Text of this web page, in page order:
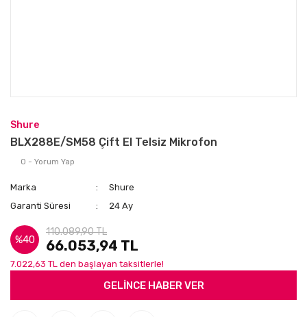
Shure
BLX288E/SM58 Çift El Telsiz Mikrofon
0 - Yorum Yap
Marka
Shure
Garanti Süresi
24 Ay
%40
110.089,90 TL
66.053,94 TL
7.022,63 TL den başlayan taksitlerle!
GELİNCE HABER VER